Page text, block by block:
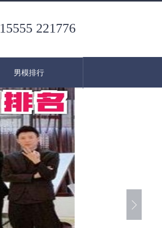
15555 221776
男模排行